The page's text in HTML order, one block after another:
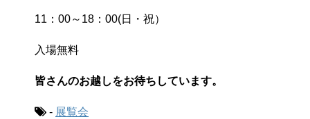
11：00～18：00(日・祝）
入場無料
皆さんのお越しをお待ちしています。
- 展覧会